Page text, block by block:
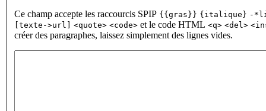
Ce champ accepte les raccourcis SPIP {{gras}} {italique} -
[texte->url]
<quote> <code> et le code HTML <q> <del>
créer des paragraphes, laissez simplement des lignes vides.